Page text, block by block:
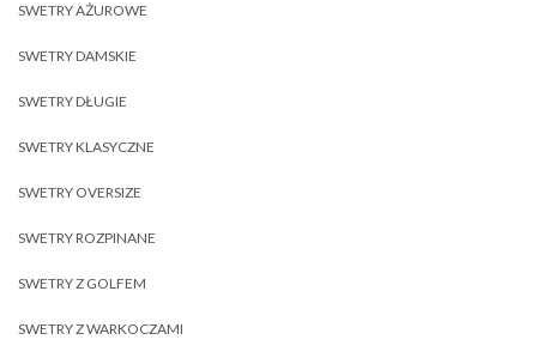
SWETRY AŻUROWE
SWETRY DAMSKIE
SWETRY DŁUGIE
SWETRY KLASYCZNE
SWETRY OVERSIZE
SWETRY ROZPINANE
SWETRY Z GOLFEM
SWETRY Z WARKOCZAMI